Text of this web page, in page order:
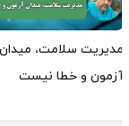
وقت وزیر بهداشت
افتتاح پروژه‌ها شود؟